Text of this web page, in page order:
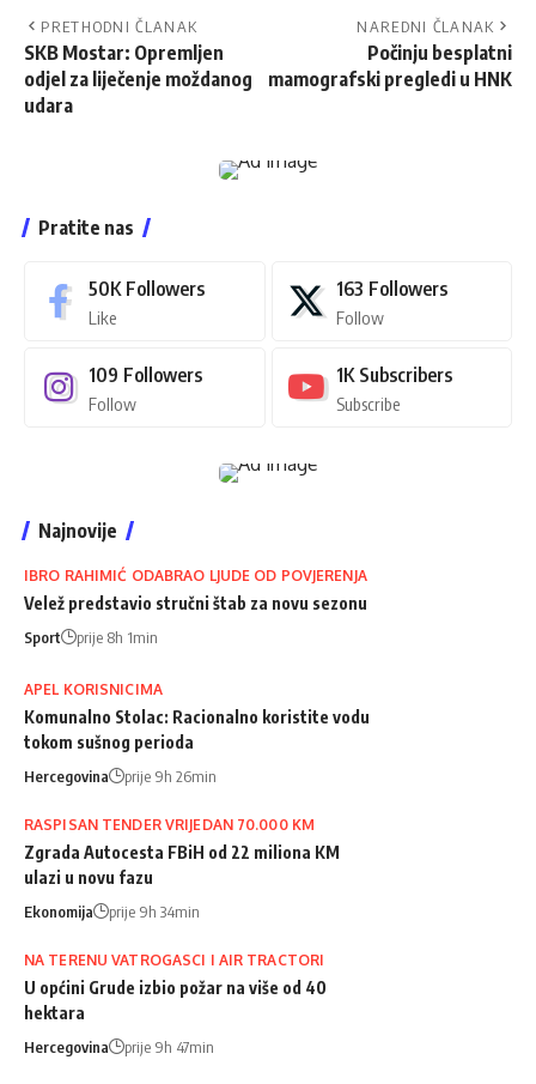
PRETHODNI ČLANAK
SKB Mostar: Opremljen
odjel za liječenje moždanog
udara
NAREDNI ČLANAK
Počinju besplatni
mamografski pregledi u HNK
Pratite nas
50K Followers
Like
163 Followers
Follow
109 Followers
Follow
1K Subscribers
Subscribe
Najnovije
IBRO RAHIMIĆ ODABRAO LJUDE OD POVJERENJA
Velež predstavio stručni štab za novu sezonu
Sport prije 8h 1min
APEL KORISNICIMA
Komunalno Stolac: Racionalno koristite vodu
tokom sušnog perioda
Hercegovina prije 9h 26min
RASPISAN TENDER VRIJEDAN 70.000 KM
Zgrada Autocesta FBiH od 22 miliona KM
ulazi u novu fazu
Ekonomija prije 9h 34min
NA TERENU VATROGASCI I AIR TRACTORI
U općini Grude izbio požar na više od 40
hektara
Hercegovina prije 9h 47min